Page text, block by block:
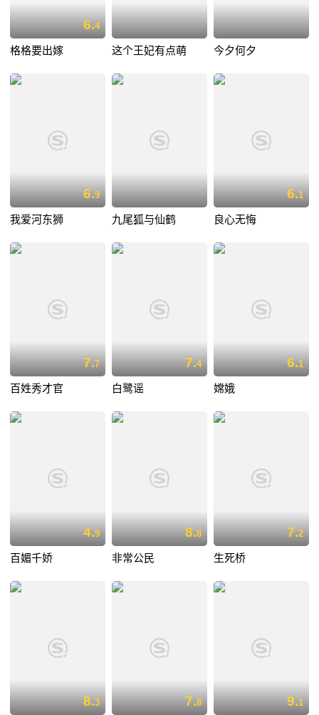
6.4
格格要出嫁 这个王妃有点萌 今夕何夕
6.9
我爱河东狮 九尾狐与仙鹤
6.1
良心无悔
7.7
百姓秀才官
7.4
白鹭谣
6.1
嫦娥
4.9
百媚千娇
8.8
非常公民
7.2
生死桥
8.3 7.8 9.1